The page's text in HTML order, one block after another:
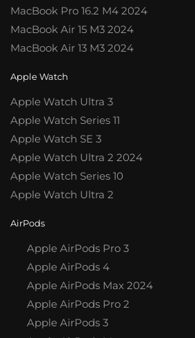
MacBook Pro 16.2 M4 2024
MacBook Air 15 M3 2024
MacBook Air 13 M3 2024
Apple Watch
Apple Watch Ultra 3
Apple Watch Series 11
Apple Watch SE 3
Apple Watch Ultra 2 2024
Apple Watch Series 10
Apple Watch Ultra 2
AirPods
Apple AirPods Pro 3
Apple AirPods 4
Apple AirPods Max 2024
Apple AirPods Pro 2
Apple AirPods 3